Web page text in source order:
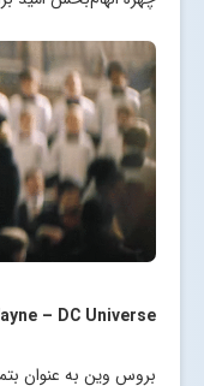
– DC Universe
بروس وین به عنوان